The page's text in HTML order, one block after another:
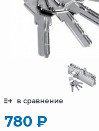
в сравнение
780 ₽